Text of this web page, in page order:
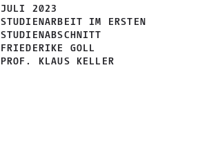
JULI 2023
STUDIENARBEIT IM ERSTEN
STUDIENABSCHNITT
FRIEDERIKE GOLL
PROF. KLAUS KELLER